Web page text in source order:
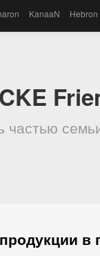
KanaaN Hebron
частью
в